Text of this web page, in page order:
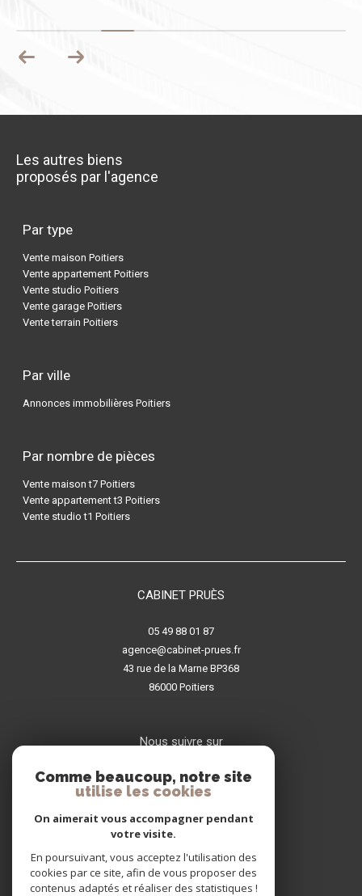
Les autres biens
proposés par l'agence
Par type
Vente maison Poitiers
Vente appartement Poitiers
Vente studio Poitiers
Vente garage Poitiers
Vente terrain Poitiers
Par ville
Annonces immobilières Poitiers
Par nombre de pièces
Vente maison t7 Poitiers
Vente appartement t3 Poitiers
Vente studio t1 Poitiers
CABINET PRUÈS
05 49 88 01 87
agence@cabinet-prues.fr
43 rue de la Marne BP368
86000
poitiers
Nous suivre sur
Adhérents
Comme beaucoup, notre site
utilise les cookies
On aimerait vous accompagner pendant
votre visite.
En poursuivant, vous acceptez l'utilisation des
cookies par ce site, afin de vous proposer des
contenus adaptés et réaliser des statistiques !